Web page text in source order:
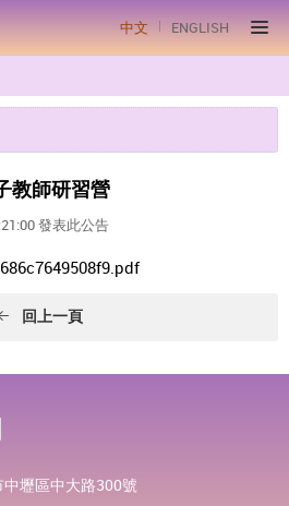
中文 ENGLISH
教師研習營
發表此公告
回上一頁
壢區中大路300號